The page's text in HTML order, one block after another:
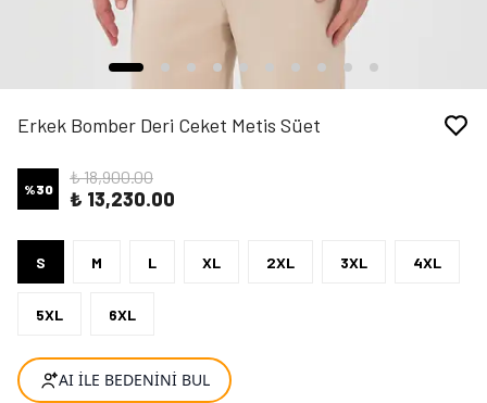
Erkek Bomber Deri Ceket Metis Süet
%30
₺ 18,900.00
₺ 13,230.00
S M L XL 2XL 3XL 4XL
5XL 6XL